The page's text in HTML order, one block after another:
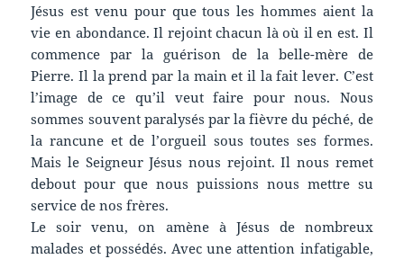
Jésus est venu pour que tous les hommes aient la
vie en abondance. Il rejoint chacun là où il en est. Il
commence par la guérison de la belle-mère de
Pierre. Il la prend par la main et il la fait lever. C’est
l’image de ce qu’il veut faire pour nous. Nous
sommes souvent paralysés par la fièvre du péché, de
la rancune et de l’orgueil sous toutes ses formes.
Mais le Seigneur Jésus nous rejoint. Il nous remet
debout pour que nous puissions nous mettre su
service de nos frères.
Le soir venu, on amène à Jésus de nombreux
malades et possédés. Avec une attention infatigable,